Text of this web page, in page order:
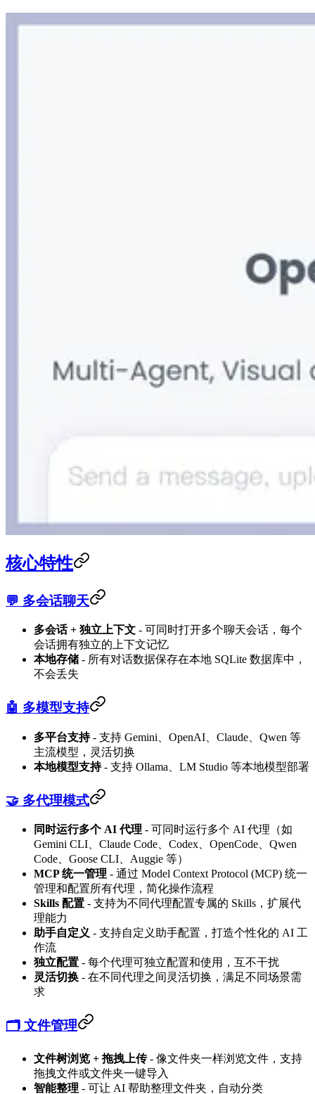
核心特性
💬 多会话聊天
多会话 + 独立上下文 - 可同时打开多个聊天会话，每个
会话拥有独立的上下文记忆
本地存储 - 所有对话数据保存在本地 SQLite 数据库中，
不会丢失
🤖 多模型支持
多平台支持- 支持 Gemini、OpenAI、Claude、Qwen 等
主流模型，灵活切换
本地模型支持- 支持 Ollama、LM Studio 等本地模型部署
🤝 多代理模式
同时运行多个 AI 代理 - 可同时运行多个 AI 代理（如
Gemini CLI、Claude Code、Codex、OpenCode、Qwen
Code、Goose CLI、Auggie 等）
MCP 统一管理 - 通过 Model Context Protocol (MCP) 统一
管理和配置所有代理，简化操作流程
Skills 配置 - 支持为不同代理配置专属的 Skills，扩展代
理能力
助手自定义 - 支持自定义助手配置，打造个性化的 AI 工
作流
独立配置 - 每个代理可独立配置和使用，互不干扰
灵活切换 - 在不同代理之间灵活切换，满足不同场景需
求
🗂️ 文件管理
文件树浏览 + 拖拽上传- 像文件夹一样浏览文件，支持
拖拽文件或文件夹一键导入
智能整理 - 可让 AI 帮助整理文件夹，自动分类